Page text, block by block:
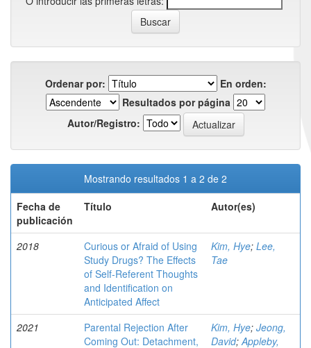
Ordenar por:
En orden:
Resultados por página
Autor/Registro:
Mostrando resultados 1 a 2 de 2
Fecha de
publicación
Título Autor(es)
2018
Curious or Afraid of Using
Study Drugs? The Effects
of Self-Referent Thoughts
and Identification on
Anticipated Affect
Kim, Hye; Lee,
Tae
2021
Parental Rejection After
Coming Out: Detachment,
Kim, Hye; Jeong,
David;Appleby,